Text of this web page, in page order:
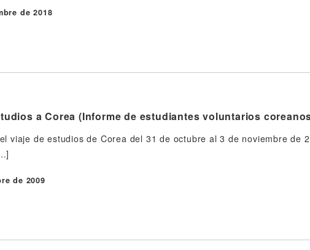
de 2018
a Corea (Informe de estudiantes voluntarios
viaje de estudios de Corea del 31 de octubre al 3 de noviembre de
de 2009